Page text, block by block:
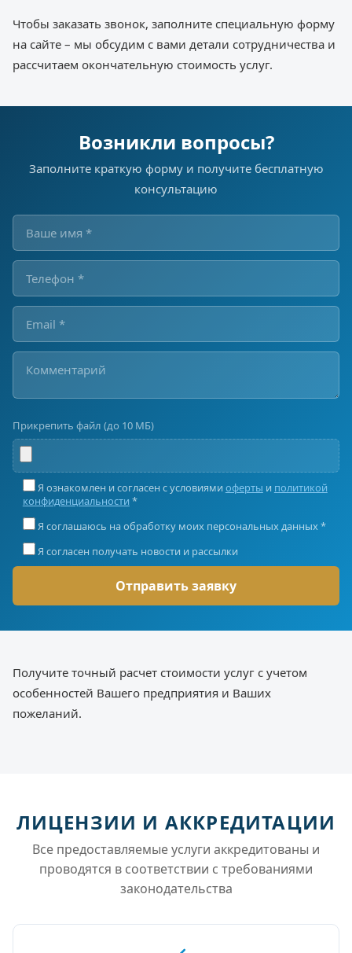
Чтобы заказать звонок, заполните специальную форму
на сайте – мы обсудим с вами детали сотрудничества и
рассчитаем окончательную стоимость услуг.
Возникли вопросы?
Заполните краткую форму и получите бесплатную
консультацию
Прикрепить файл (до 10 МБ)
Я ознакомлен и согласен с условиями оферты и политикой
конфиденциальности *
Я соглашаюсь на обработку моих персональных данных *
Я согласен получать новости и рассылки
Получите точный расчет стоимости услуг с учетом
особенностей Вашего предприятия и Ваших
пожеланий.
ЛИЦЕНЗИИ И АККРЕДИТАЦИИ
Все предоставляемые услуги аккредитованы и
проводятся в соответствии с требованиями
законодательства